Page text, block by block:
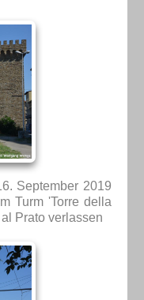
September 2019
Turm 'Torre della
Prato verlassen